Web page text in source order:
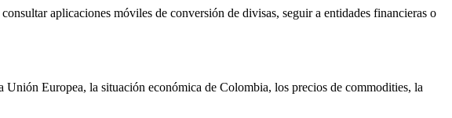
aplicaciones móviles de conversión de divisas, seguir a entidades financieras o
Europea, la situación económica de Colombia, los precios de commodities, la